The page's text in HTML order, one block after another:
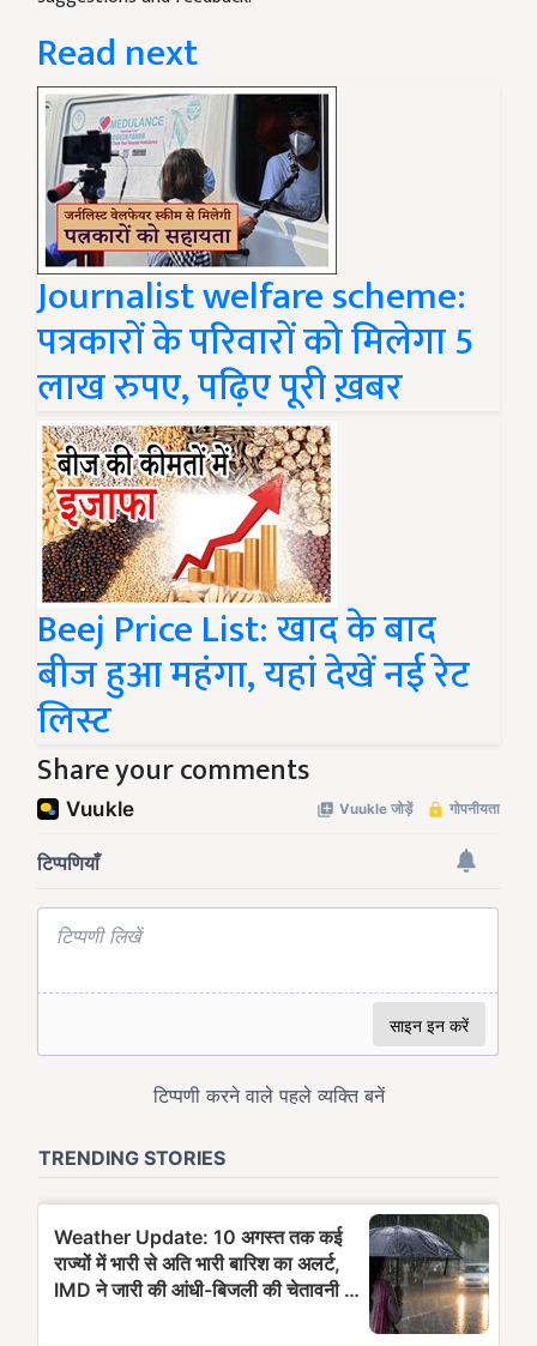
Read next
Journalist welfare scheme:
पत्रकारों के परिवारों को मिलेगा 5
लाख रुपए, पढ़िए पूरी ख़बर
Beej Price List: खाद के बाद
बीज हुआ महंगा, यहां देखें नई रेट
लिस्ट
Share your comments